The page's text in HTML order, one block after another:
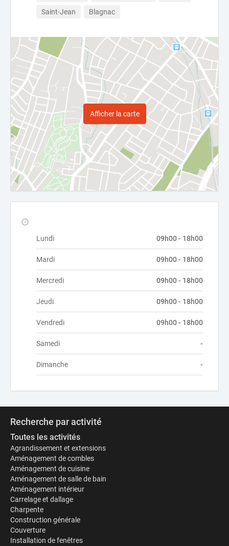
Saint-Jean
Blagnac
Afficher la carte
Lundi 09h00 - 18h00
Mardi 09h00 - 18h00
Mercredi 09h00 - 18h00
Jeudi 09h00 - 18h00
Vendredi 09h00 - 18h00
Samedi -
Dimanche -
Recherche par activité
Toutes les activités
Agrandissement et extensions
Aménagement de combles
Aménagement de cuisine
Aménagement de salle de bain
Aménagement intérieur
Carrelage et dallage
Charpente
Construction générale
Couverture
Installation de fenêtres